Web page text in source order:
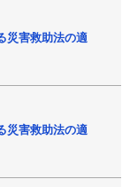
災害救助法の適
災害救助法の適